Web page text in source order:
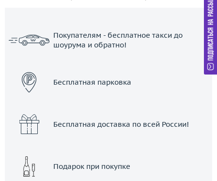
Покупателям - бесплатное такси до
шоурума и обратно!
Бесплатная парковка
Бесплатная доставка по всей России!
Подарок при покупке